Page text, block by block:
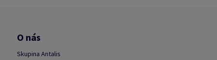
O nás
Skupina Antalis